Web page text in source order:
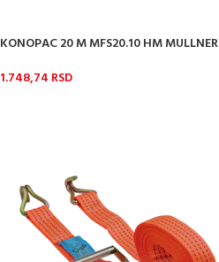
KONOPAC 20 M MFS20.10 HM MULLNER
1.748,74 RSD